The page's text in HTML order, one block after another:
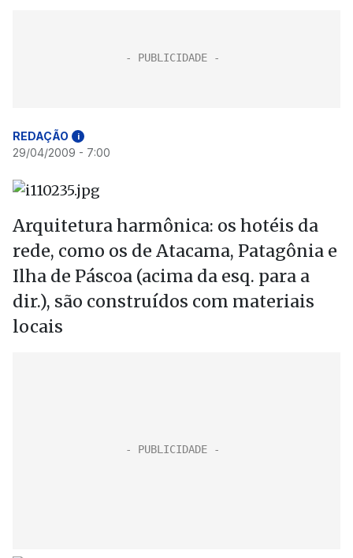
REDAÇÃO i
29/04/2009 - 7:00
Arquitetura harmônica: os hotéis da
rede, como os de Atacama, Patagônia e
Ilha de Páscoa (acima da esq. para a
dir.), são construídos com materiais
locais